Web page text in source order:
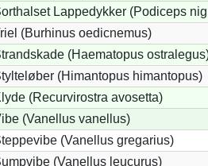
Lappedykker (Podiceps
(Burhinus oedicnemus)
(Haematopus
(Himantopus himantopus)
(Recurvirostra avosetta)
(Vanellus vanellus)
(Vanellus gregarius)
(Vanellus leucurus)